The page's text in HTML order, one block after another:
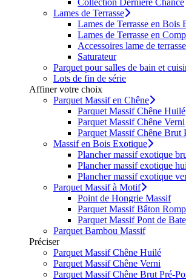
Collection Dernière Chance
Lames de Terrasse
Lames de Terrasse en Bois
Lames de Terrasse en
Accessoires lame de terrasse
Saturateur
Parquet pour salles de bain et
Lots de fin de série
Affiner votre choix
Parquet Massif en Chêne
Parquet Massif Chêne Huilé
Parquet Massif Chêne Verni
Parquet Massif Chêne Brut
Massif en Bois Exotique
Plancher massif exotique
Plancher massif exotique
Plancher massif exotique
Parquet Massif à Motif
Point de Hongrie Massif
Parquet Massif Bâton
Parquet Massif Pont de
Parquet Bambou Massif
Préciser
Parquet Massif Chêne Huilé
Parquet Massif Chêne Verni
Parquet Massif Chêne Brut Pré-